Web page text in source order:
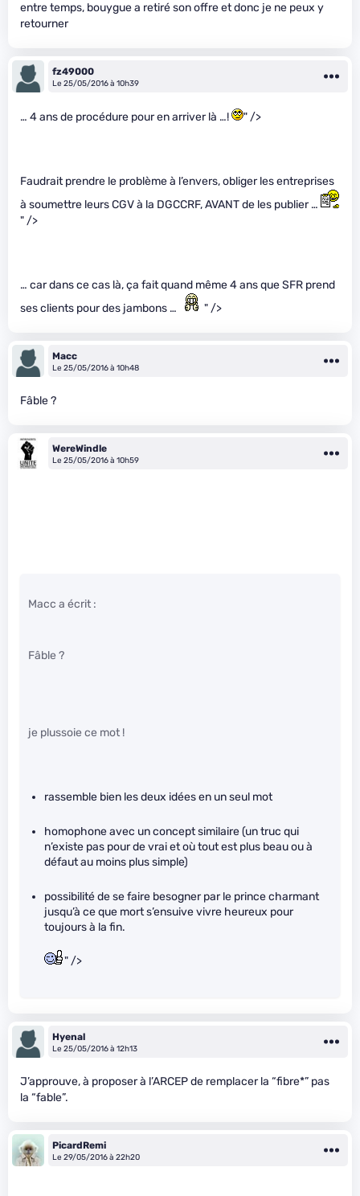
entre temps, bouygue a retiré son offre et donc je ne peux y
retourner
fz49000
Le 25/05/2016 à 10h39
… 4 ans de procédure pour en arriver là …! " />
Faudrait prendre le problème à l’envers, obliger les entreprises
à soumettre leurs CGV à la DGCCRF, AVANT de les publier …
" />
… car dans ce cas là, ça fait quand même 4 ans que SFR prend
ses clients pour des jambons …
" />
Macc
Le 25/05/2016 à 10h48
Fâble ?
WereWindle
Le 25/05/2016 à 10h59
Macc a écrit :
Fâble ?
je plussoie ce mot !
rassemble bien les deux idées en un seul mot
homophone avec un concept similaire (un truc qui
n’existe pas pour de vrai et où tout est plus beau ou à
défaut au moins plus simple)
possibilité de se faire besogner par le prince charmant
jusqu’à ce que mort s’ensuive vivre heureux pour
toujours à la fin.
" />
Hyenal
Le 25/05/2016 à 12h13
J’approuve, à proposer à l’ARCEP de remplacer la “fibre*” pas
la “fable”.
PicardRemi
Le 29/05/2016 à 22h20